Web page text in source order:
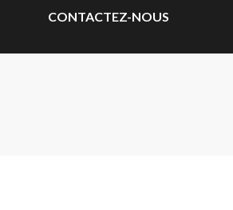
CONTACTEZ-NOUS